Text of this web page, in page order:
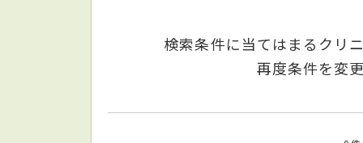
検索条件に当てはまるクリ
再度条件を変